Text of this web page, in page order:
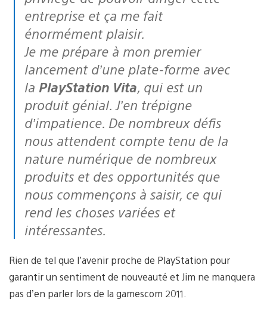
entreprise et ça me fait
énormément plaisir.
Je me prépare à mon premier
lancement d’une plate-forme avec
la PlayStation Vita, qui est un
produit génial. J’en trépigne
d’impatience. De nombreux défis
nous attendent compte tenu de la
nature numérique de nombreux
produits et des opportunités que
nous commençons à saisir, ce qui
rend les choses variées et
intéressantes.
Rien de tel que l’avenir proche de PlayStation pour
garantir un sentiment de nouveauté et Jim ne manquera
pas d’en parler lors de la gamescom 2011.